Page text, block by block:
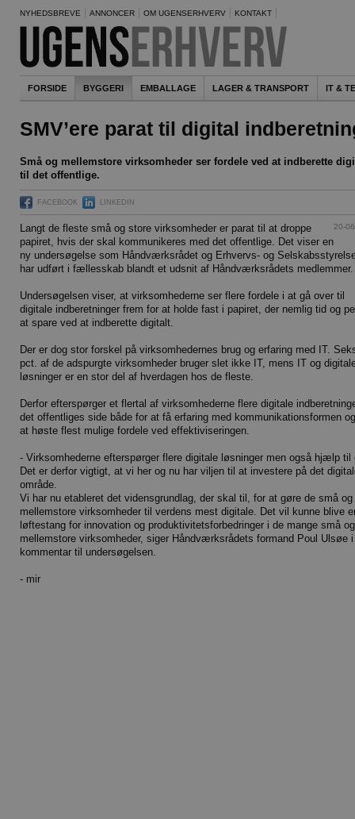
NYHEDSBREVE ANNONCER OM UGENSERHVERV KONTAKT
FORSIDE BYGGERI EMBALLAGE LAGER & TRANSPORT IT &
SMV’ere parat til digital
Små og mellemstore virksomheder ser fordele ved at indberette
til det offentlige.
FACEBOOK LINKEDIN
20-
Langt de fleste små og store virksomheder er parat til at droppe
papiret, hvis der skal kommunikeres med det offentlige. Det viser en
ny undersøgelse som Håndværksrådet og Erhvervs- og
har udført i fællesskab blandt et udsnit af Håndværksrådets medlemmer.
Undersøgelsen viser, at virksomhederne ser flere fordele i at gå over til
digitale indberetninger frem for at holde fast i papiret, der nemlig tid og
at spare ved at indberette digitalt.
Der er dog stor forskel på virksomhedernes brug og erfaring med IT.
pct. af de adspurgte virksomheder bruger slet ikke IT, mens IT og
løsninger er en stor del af hverdagen hos de fleste.
Derfor efterspørger et flertal af virksomhederne flere digitale
det offentliges side både for at få erfaring med kommunikationsformen
at høste flest mulige fordele ved effektiviseringen.
- Virksomhederne efterspørger flere digitale løsninger men også hjælp til
Det er derfor vigtigt, at vi her og nu har viljen til at investere på det
område.
Vi har nu etableret det vidensgrundlag, der skal til, for at gøre de små og
mellemstore virksomheder til verdens mest digitale. Det vil kunne blive
løftestang for innovation og produktivitetsforbedringer i de mange små og
mellemstore virksomheder, siger Håndværksrådets formand Poul Ulsøe
kommentar til undersøgelsen.
- mir